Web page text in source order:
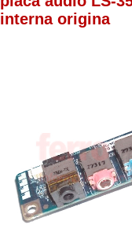
interna origina